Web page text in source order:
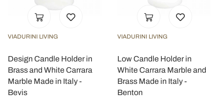
analizzare il nostro traffico. Condividiamo inoltre
informazioni sul modo in cui utilizza il nostro sito con i
con altre informazioni che ha fornito loro o che hanno
raccolto dal suo utilizzo dei loro servizi.
VIADURINI LIVING
Design Candle Holder in
Brass and White Carrara
Marble Made in Italy -
Bevis
VIADURINI LIVING
Low Candle Holder in
White Carrara Marble and
Brass Made in Italy -
Benton